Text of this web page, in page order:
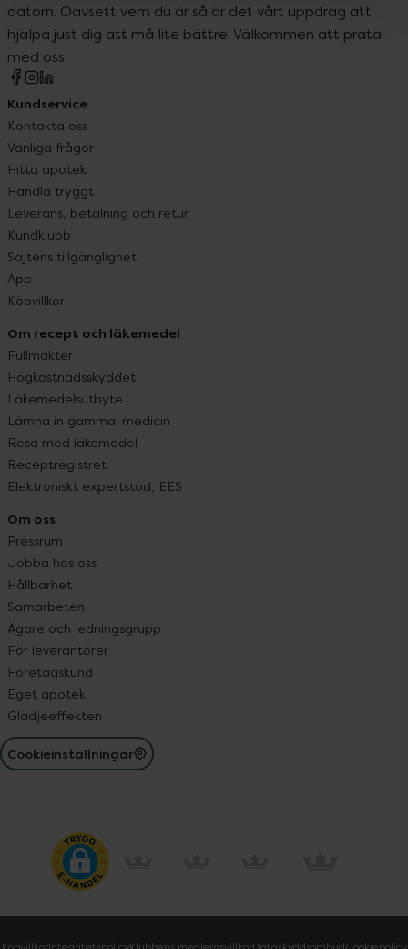
datorn. Oavsett vem du är så är det vårt uppdrag att
hjälpa just dig att må lite bättre. Välkommen att prata
med oss.
Kundservice
Kontakta oss
Vanliga frågor
Hitta apotek
Handla tryggt
Leverans, betalning och retur
Kundklubb
Sajtens tillgänglighet
App
Köpvillkor
Om recept och läkemedel
Fullmakter
Högkostnadsskyddet
Läkemedelsutbyte
Lämna in gammal medicin
Resa med läkemedel
Receptregistret
Elektroniskt expertstöd, EES
Om oss
Pressrum
Jobba hos oss
Hållbarhet
Samarbeten
Ägare och ledningsgrupp
För leverantörer
Företagskund
Eget apotek
Glädjeeffekten
Cookieinställningar